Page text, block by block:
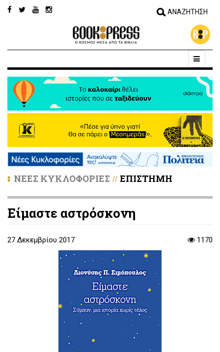
ΝΕΕΣ ΚΥΚΛΟΦΟΡΙΕΣ // ΕΠΙΣΤΗΜΗ
Είμαστε αστρόσκονη
27 Δεκεμβρίου 2017 1170